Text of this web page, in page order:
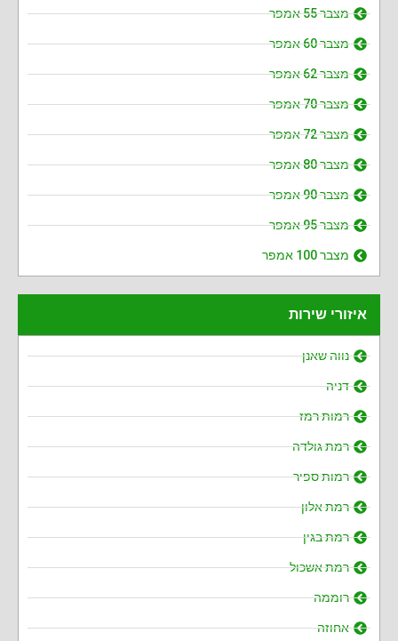
מצבר 55 אמפר
מצבר 60 אמפר
מצבר 62 אמפר
מצבר 70 אמפר
מצבר 72 אמפר
מצבר 80 אמפר
מצבר 90 אמפר
מצבר 95 אמפר
מצבר 100 אמפר
איזורי שירות
נווה שאנן
דניה
רמות רמז
רמת גולדה
רמות ספיר
רמת אלון
רמת בגין
רמת אשכול
רוממה
אחוזה